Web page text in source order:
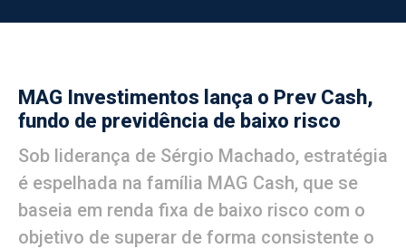
MAG Investimentos lança o Prev Cash,
fundo de previdência de baixo risco
Sob liderança de Sérgio Machado, estratégia
é espelhada na família MAG Cash, que se
baseia em renda fixa de baixo risco com o
objetivo de superar de forma consistente o